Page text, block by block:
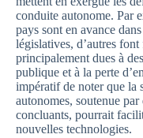
conduite autonome. Par
pays sont en avance
législatives, d’autres font
principalement dues à
publique et à la perte
impératif de noter que la
autonomes, soutenue par
concluants, pourrait
nouvelles technologies.